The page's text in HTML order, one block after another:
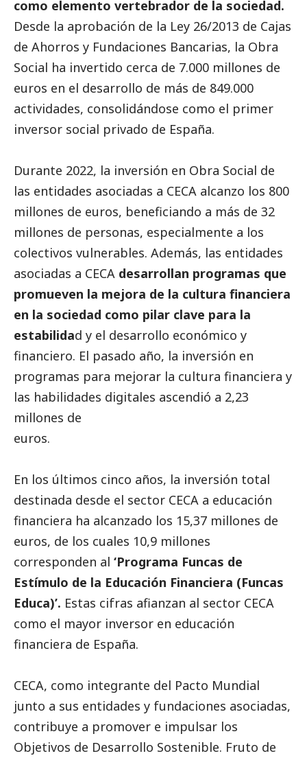
como elemento vertebrador de la sociedad.
Desde la aprobación de la Ley 26/2013 de Cajas
de Ahorros y Fundaciones Bancarias, la Obra
Social ha invertido cerca de 7.000 millones de
euros en el desarrollo de más de 849.000
actividades, consolidándose como el primer
inversor social privado de España.
Durante 2022, la inversión en Obra Social de
las entidades asociadas a CECA alcanzo los 800
millones de euros, beneficiando a más de 32
millones de personas, especialmente a los
colectivos vulnerables. Además, las entidades
asociadas a CECA desarrollan programas que
promueven la mejora de la cultura financiera
en la sociedad como pilar clave para la
estabilidad y el desarrollo económico y
financiero. El pasado año, la inversión en
programas para mejorar la cultura financiera y
las habilidades digitales ascendió a 2,23
millones de
euros.
En los últimos cinco años, la inversión total
destinada desde el sector CECA a educación
financiera ha alcanzado los 15,37 millones de
euros, de los cuales 10,9 millones
corresponden al ‘Programa Funcas de
Estímulo de la Educación Financiera (Funcas
Educa)’. Estas cifras afianzan al sector CECA
como el mayor inversor en educación
financiera de España.
CECA, como integrante del Pacto Mundial
junto a sus entidades y fundaciones asociadas,
contribuye a promover e impulsar los
Objetivos de Desarrollo Sostenible. Fruto de